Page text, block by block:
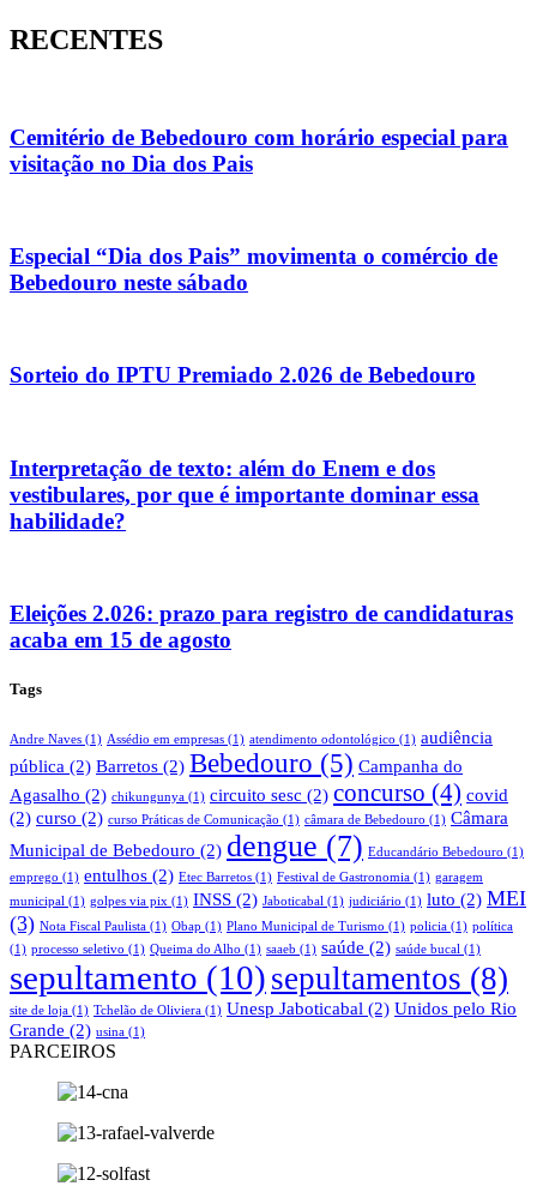
RECENTES
Cemitério de Bebedouro com horário especial para
visitação no Dia dos Pais
Especial “Dia dos Pais” movimenta o comércio de
Bebedouro neste sábado
Sorteio do IPTU Premiado 2.026 de Bebedouro
Interpretação de texto: além do Enem e dos
vestibulares, por que é importante dominar essa
habilidade?
Eleições 2.026: prazo para registro de candidaturas
acaba em 15 de agosto
Tags
Andre Naves (1) Assédio em empresas (1) atendimento odontológico (1) audiência
pública (2) Barretos (2) Bebedouro (5) Campanha do
Agasalho (2) chikungunya (1) circuito sesc (2) concurso (4) covid
(2) curso (2) curso Práticas de Comunicação (1) câmara de Bebedouro (1) Câmara
Municipal de Bebedouro (2) dengue (7) Educandário Bebedouro (1)
emprego (1) entulhos (2) Etec Barretos (1) Festival de Gastronomia (1) garagem
municipal (1) golpes via pix (1) INSS (2) Jaboticabal (1) judiciário (1) luto (2) MEI
(3) Nota Fiscal Paulista (1) Obap (1) Plano Municipal de Turismo (1) policia (1) política
(1) processo seletivo (1) Queima do Alho (1) saaeb (1) saúde (2) saúde bucal (1)
sepultamento (10) sepultamentos (8)
site de loja (1) Tchelão de Oliviera (1) Unesp Jaboticabal (2) Unidos pelo Rio
Grande (2) usina (1)
PARCEIROS